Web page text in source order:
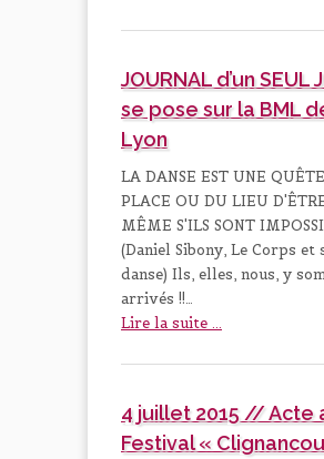
JOURNAL d’un SEUL
se pose sur la BML
Lyon
LA DANSE EST UNE
PLACE OU DU LIEU
MÊME S'ILS SONT
(Daniel Sibony, Le Corps et
danse) Ils, elles, nous, y
arrivés !!…
Lire la suite ...
4 juillet 2015 // Acte
Festival «